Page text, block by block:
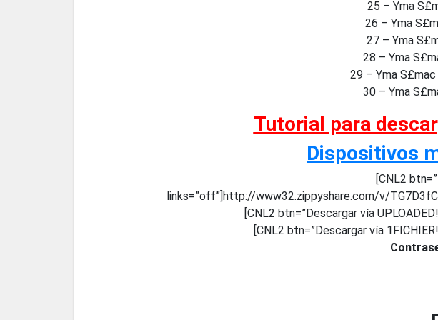
25 – Yma
26 – Yma
27 – Yma
28 – Yma
29 – Yma
30 – Yma
Tutorial para
Dispositivos
[CNL2
links=”off”]http://www32.zippyshare.com/v/
[CNL2 btn=”Descargar vía
[CNL2 btn=”Descargar vía